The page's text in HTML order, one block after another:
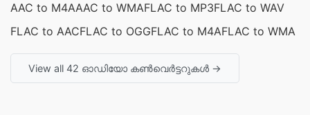
AAC to M4AAAC to WMAFLAC to MP3FLAC to WAV
FLAC to AACFLAC to OGGFLAC to M4AFLAC to WMA
View all 42 ഓഡിയോ കൺവെർട്ടറുകൾ →